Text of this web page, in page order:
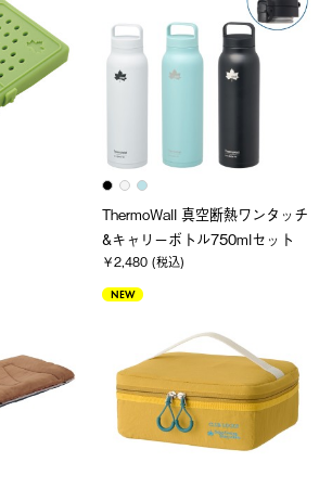
ThermoWall 真空断熱ワンタッチ
&キャリーボトル750mlセット
￥2,480 (税込)
NEW